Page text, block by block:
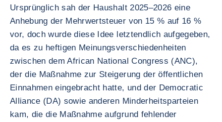
Ursprünglich sah der Haushalt 2025–2026 eine
Anhebung der Mehrwertsteuer von 15 % auf 16 %
vor, doch wurde diese Idee letztendlich aufgegeben,
da es zu heftigen Meinungsverschiedenheiten
zwischen dem African National Congress (ANC),
der die Maßnahme zur Steigerung der öffentlichen
Einnahmen eingebracht hatte, und der Democratic
Alliance (DA) sowie anderen Minderheitsparteien
kam, die die Maßnahme aufgrund fehlender